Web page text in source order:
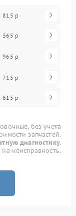
815 р
365 р
965 р
715 р
615 р
без учета
запчастей.
диагностику.
неисправность.